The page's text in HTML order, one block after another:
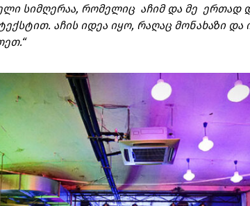
სიმღერაა, რომელიც აჩიმ და მე ერთად
აჩის იდეა იყო, რაღაც მონახაზი და